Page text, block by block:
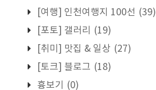
[여행] 인천여행지 100선 (39)
[포토] 갤러리
(19)
[취미] 맛집 & 일상 (27)
[토크] 블로그 (18)
흉보기
(0)